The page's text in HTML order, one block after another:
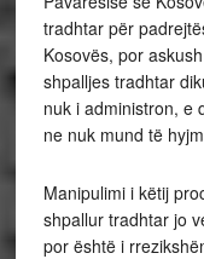
tradhtar për
Kosovës, por
shpalljes tradhtar
nuk i administron, e
ne nuk mund të
Manipulimi i këtij
shpallur tradhtar jo
por është i